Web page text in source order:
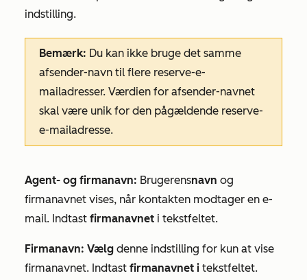
indstilling.
Bemærk: Du kan ikke bruge det samme
afsender-navn til flere reserve-e-
mailadresser. Værdien for afsender-navnet
skal være unik for den pågældende reserve-
e-mailadresse.
Agent- og firmanavn: Brugerensnavn og
firmanavnet vises, når kontakten modtager en e-
mail. Indtast firmanavnet i tekstfeltet.
Firmanavn: Vælg denne indstilling for kun at vise
firmanavnet. Indtast firmanavnet i tekstfeltet.